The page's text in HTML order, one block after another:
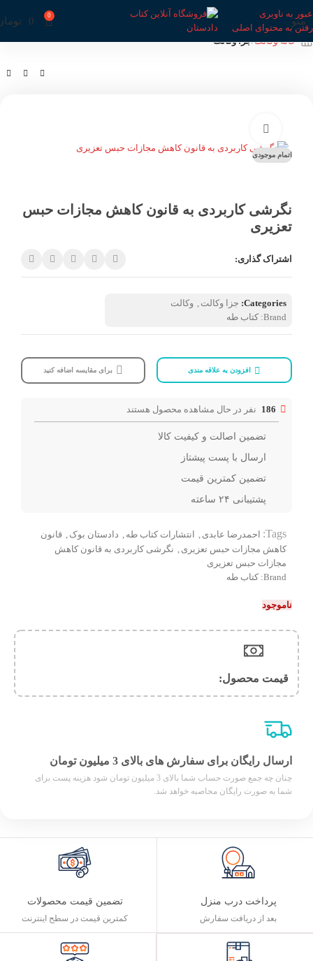
عبور به ناوبری
رفتن به محتوای اصلی
منو 0
0
خانه وکالت جزا وکالت
اتمام موجودی
نگرشی کاربردی به قانون کاهش مجازات حبس
تعزیری
اشتراک گذاری:
Categories: جزا وکالت , وکالت
Brand: کتاب طه
افزودن به علاقه مندی برای مقایسه اضافه کنید
186 نفر در حال مشاهده محصول هستند
تضمین اصالت و کیفیت کالا
ارسال با پست پیشتاز
تضمین کمترین قیمت
پشتیبانی ۲۴ ساعته
Tags: احمدرضا عابدی , انتشارات کتاب طه , دادستان بوک , قانون
کاهش مجازات حبس تعزیری , نگرشی کاربردی به قانون کاهش
مجازات حبس تعزیری
Brand: کتاب طه
ناموجود
قیمت محصول:​
ارسال رایگان برای سفارش های بالای 3 میلیون تومان
چنان چه جمع صورت حساب شما بالای 3 میلیون تومان شود هزینه پست برای
شما به صورت رایگان محاصبه خواهد شد.
پرداخت درب منزل
بعد از دریافت سفارش
تضمین قیمت محصولات
کمترین قیمت در سطح اینترنت